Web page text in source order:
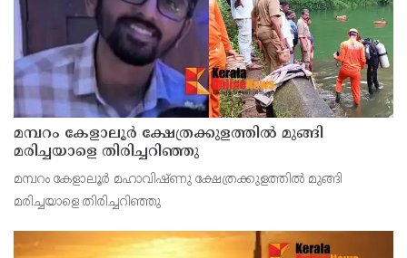
മമ്പറം കേളാലൂർ ക്ഷേത്രക്കുളത്തിൽ മുങ്ങി
മരിച്ചയാളെ തിരിച്ചറിഞ്ഞു
മമ്പറം കേളാലൂർ മഹാവിഷ്‌ണു ക്ഷേത്രക്കുളത്തിൽ മുങ്ങി
മരിച്ചയാളെ തിരിച്ചറിഞ്ഞു